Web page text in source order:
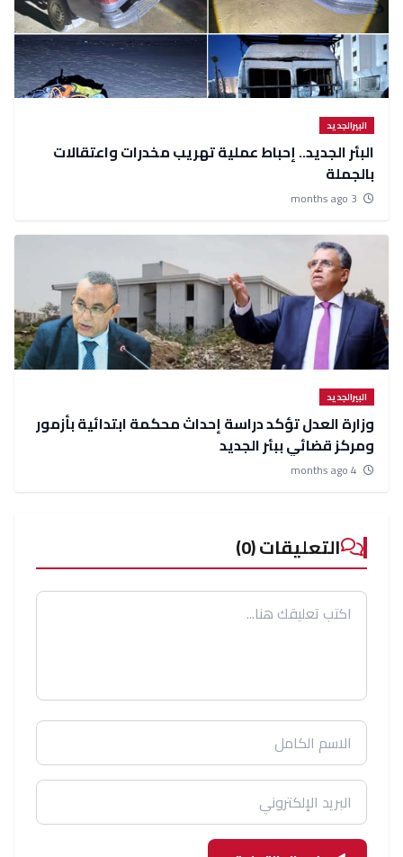
البيرالجديد
البئر الجديد.. إحباط عملية تهريب مخدرات واعتقالات
بالجملة
البيرالجديد
وزارة العدل تؤكد دراسة إحداث محكمة ابتدائية بأزمور
ومركز قضائي ببئر الجديد
التعليقات (0)